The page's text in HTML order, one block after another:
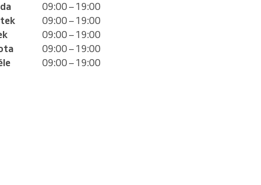
09:00 – 19:00
09:00 – 19:00
09:00 – 19:00
09:00 – 19:00
09:00 – 19:00